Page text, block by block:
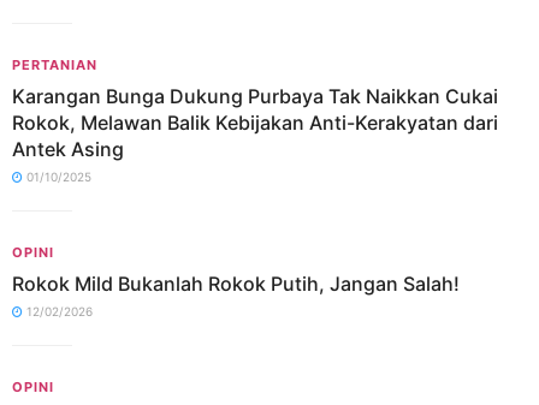
PERTANIAN
Karangan Bunga Dukung Purbaya Tak Naikkan Cukai
Rokok, Melawan Balik Kebijakan Anti-Kerakyatan dari
Antek Asing
01/10/2025
OPINI
Rokok Mild Bukanlah Rokok Putih, Jangan Salah!
12/02/2026
OPINI